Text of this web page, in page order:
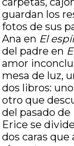
guardan los
fotos de sus
Ana en El
del padre en
amor
mesa de luz,
dos libros:
otro que
del pasado
Erice se
dos caras que